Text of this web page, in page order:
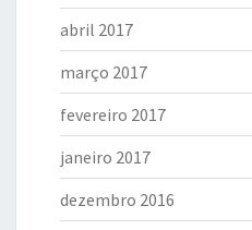
abril 2017
março 2017
fevereiro 2017
janeiro 2017
dezembro 2016